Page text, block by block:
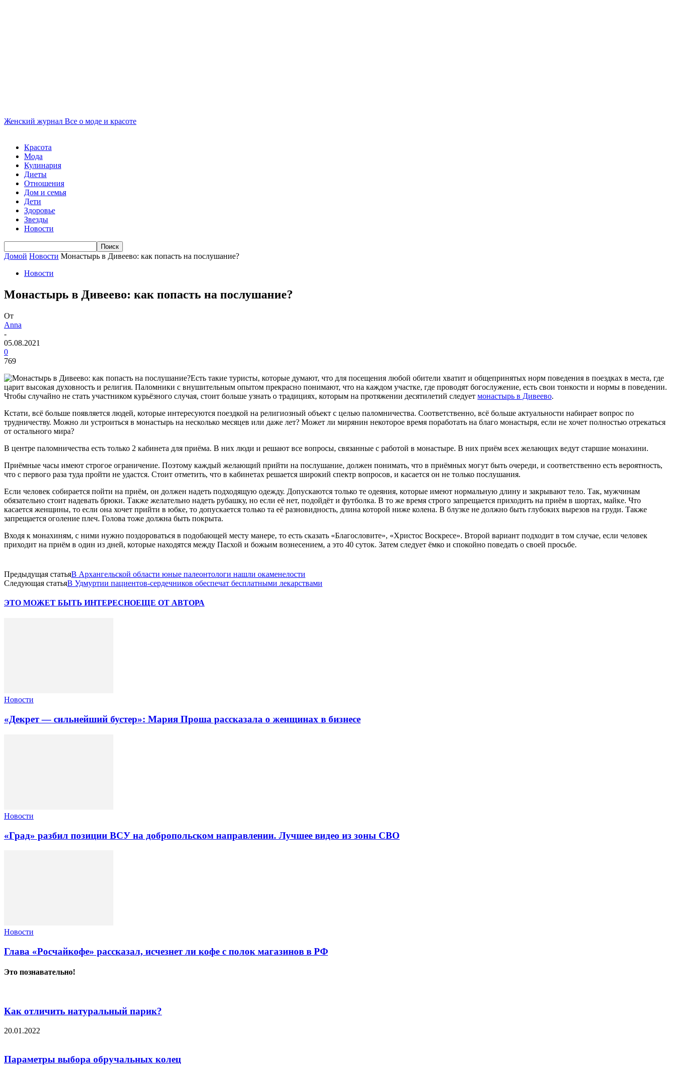
Женский журнал Все о моде и красоте
Красота
Мода
Кулинария
Диеты
Отношения
Дом и семья
Дети
Здоровье
Звезды
Новости
Домой Новости Монастырь в Дивеево: как попасть на послушание?
Новости
Монастырь в Дивеево: как попасть на послушание?
От
Anna
-
05.08.2021
0
769
Есть такие туристы, которые думают, что для посещения любой обители хватит и общепринятых норм поведения в поездках в места, где
царит высокая духовность и религия. Паломники с внушительным опытом прекрасно понимают, что на каждом участке, где проводят богослужение, есть свои тонкости и нормы в поведении.
Чтобы случайно не стать участником курьёзного случая, стоит больше узнать о традициях, которым на протяжении десятилетий следует монастырь в Дивеево.
Кстати, всё больше появляется людей, которые интересуются поездкой на религиозный объект с целью паломничества. Соответственно, всё больше актуальности набирает вопрос по
трудничеству. Можно ли устроиться в монастырь на несколько месяцев или даже лет? Может ли мирянин некоторое время поработать на благо монастыря, если не хочет полностью отрекаться
от остального мира?
В центре паломничества есть только 2 кабинета для приёма. В них люди и решают все вопросы, связанные с работой в монастыре. В них приём всех желающих ведут старшие монахини.
Приёмные часы имеют строгое ограничение. Поэтому каждый желающий прийти на послушание, должен понимать, что в приёмных могут быть очереди, и соответственно есть вероятность,
что с первого раза туда пройти не удастся. Стоит отметить, что в кабинетах решается широкий спектр вопросов, и касается он не только послушания.
Если человек собирается пойти на приём, он должен надеть подходящую одежду. Допускаются только те одеяния, которые имеют нормальную длину и закрывают тело. Так, мужчинам
обязательно стоит надевать брюки. Также желательно надеть рубашку, но если её нет, подойдёт и футболка. В то же время строго запрещается приходить на приём в шортах, майке. Что
касается женщины, то если она хочет прийти в юбке, то допускается только та её разновидность, длина которой ниже колена. В блузке не должно быть глубоких вырезов на груди. Также
запрещается оголение плеч. Голова тоже должна быть покрыта.
Входя к монахиням, с ними нужно поздороваться в подобающей месту манере, то есть сказать «Благословите», «Христос Воскресе». Второй вариант подходит в том случае, если человек
приходит на приём в один из дней, которые находятся между Пасхой и божьим вознесением, а это 40 суток. Затем следует ёмко и спокойно поведать о своей просьбе.
Предыдущая статьяВ Архангельской области юные палеонтологи нашли окаменелости
Следующая статьяВ Удмуртии пациентов-сердечников обеспечат бесплатными лекарствами
ЭТО МОЖЕТ БЫТЬ ИНТЕРЕСНОЕЩЕ ОТ АВТОРА
Новости
«Декрет — сильнейший бустер»: Мария Проша рассказала о женщинах в бизнесе
Новости
«Град» разбил позиции ВСУ на добропольском направлении. Лучшее видео из зоны СВО
Новости
Глава «Росчайкофе» рассказал, исчезнет ли кофе с полок магазинов в РФ
Это познавательно!
Как отличить натуральный парик?
20.01.2022
Параметры выбора обручальных колец